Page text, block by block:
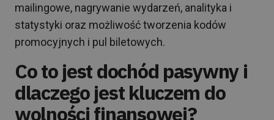
mailingowe, nagrywanie wydarzeń, analityka i
statystyki oraz możliwość tworzenia kodów
promocyjnych i pul biletowych.
Co to jest dochód pasywny i
dlaczego jest kluczem do
wolności finansowej?